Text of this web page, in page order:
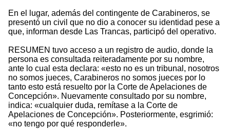
En el lugar, además del contingente de Carabineros, se
presentó un civil que no dio a conocer su identidad pese a
que, informan desde Las Trancas, participó del operativo.
RESUMEN tuvo acceso a un registro de audio, donde la
persona es consultada reiteradamente por su nombre,
ante lo cual esta declara: «esto no es un tribunal, nosotros
no somos jueces, Carabineros no somos jueces por lo
tanto esto está resuelto por la Corte de Apelaciones de
Concepción». Nuevamente consultado por su nombre,
indica: «cualquier duda, remítase a la Corte de
Apelaciones de Concepción». Posteriormente, esgrimió:
«no tengo por qué responderle».